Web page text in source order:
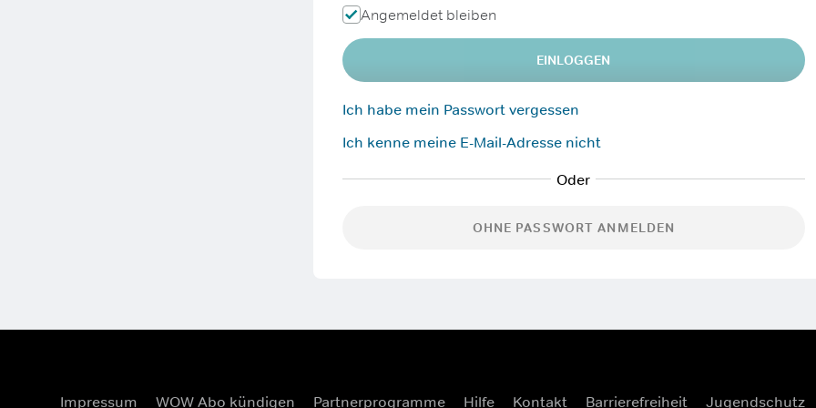
Angemeldet bleiben
EINLOGGEN
Ich habe mein Passwort vergessen
Ich kenne meine E-Mail-Adresse nicht
OHNE PASSWORT ANMELDEN
Impressum WOW Abo kündigen Partnerprogramme Hilfe Kontakt Barrierefreiheit Jugendschutz